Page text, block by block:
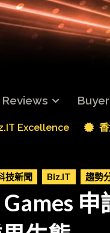
Reviews
Excellence
技新聞 Biz.IT 趨勢
Games